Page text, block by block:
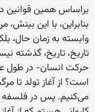
براساس همین قوانین
بنابراین، با این
وابسته به زمان حال،
تاریخ، تاریخ، گذشته
حرکت انسان- در
است؟ از آغاز تولد تا
می‌کنیم. پس در فلسفه